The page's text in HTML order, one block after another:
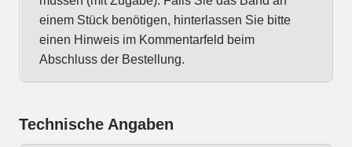
einem Stück benötigen, hinterlassen Sie bitte
einen Hinweis im Kommentarfeld beim
Abschluss der Bestellung.
Technische Angaben